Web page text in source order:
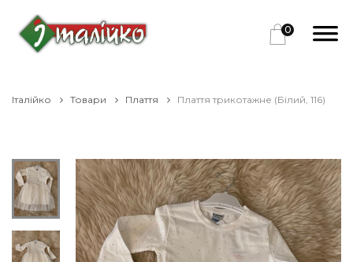
0
Італійко Товари Плаття Плаття трикотажне (Білий, 116)